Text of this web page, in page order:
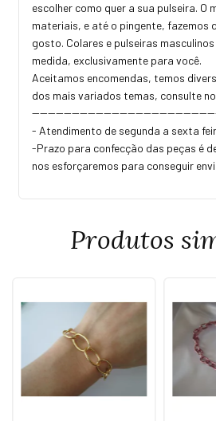
escolher como quer a sua pulseira. O
materiais, e até o pingente, fazemos
gosto. Colares e pulseiras
medida, exclusivamente para você.
Aceitamos encomendas, temos
dos mais variados temas, consulte
- Atendimento de segunda a sexta
-Prazo para confecção das peças é
nos esforçaremos para conseguir
Produtos